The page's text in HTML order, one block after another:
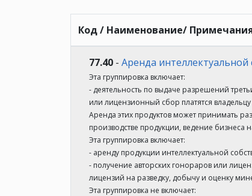
Код / Наименование/
77.40 - Аренда
Эта группировка включает:
- деятельность по выдаче разрешений
или лицензионный сбор платятся
Аренда этих продуктов может принимать
производстве продукции, ведение бизнеса
Эта группировка включает:
- аренду продукции интеллектуальной
- получение авторских гонораров или
лицензий на разведку, добычу и оценку
Эта группировка не включает: